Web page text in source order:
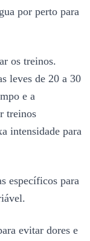
por perto para
os treinos.
leves de 20 a 30
e a
treinos
intensidade para
específicos para
evitar dores e